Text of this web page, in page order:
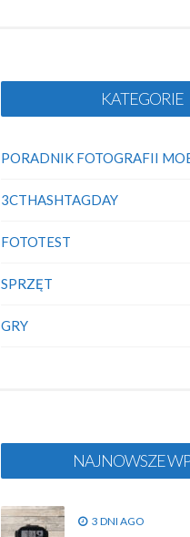
KATEGORIE
PORADNIK FOTOGRAFII
3CTHASHTAGDAY
FOTOTEST
SPRZĘT
GRY
NAJNOWSZE
3 DNI AGO